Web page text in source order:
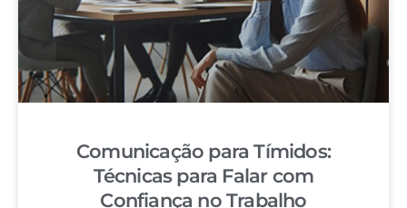
Comunicação para Tímidos:
Técnicas para Falar com
Confiança no Trabalho